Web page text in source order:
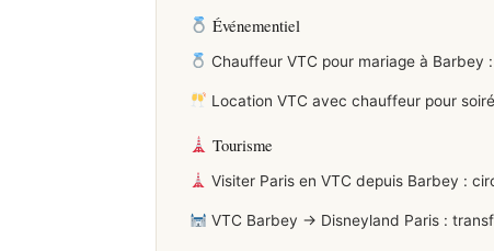
Événementiel
Chauffeur VTC pour mariage à Barbey
Location VTC avec chauffeur pour
Tourisme
Visiter Paris en VTC depuis Barbey :
VTC Barbey → Disneyland Paris :